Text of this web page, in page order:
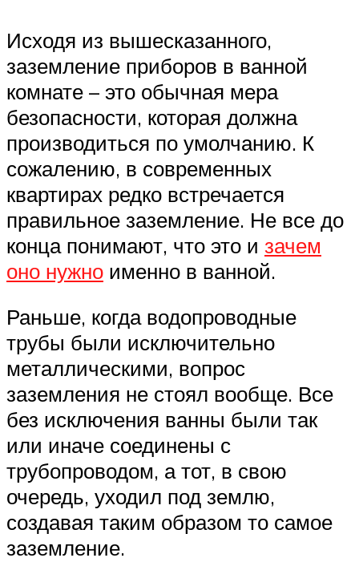
Исходя из вышесказанного,
заземление приборов в ванной
комнате – это обычная мера
безопасности, которая должна
производиться по умолчанию. К
сожалению, в современных
квартирах редко встречается
правильное заземление. Не все до
конца понимают, что это и зачем
оно нужно именно в ванной.
Раньше, когда водопроводные
трубы были исключительно
металлическими, вопрос
заземления не стоял вообще. Все
без исключения ванны были так
или иначе соединены с
трубопроводом, а тот, в свою
очередь, уходил под землю,
создавая таким образом то самое
заземление.